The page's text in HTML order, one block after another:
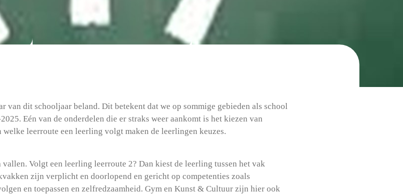
van dit schooljaar beland. Dit betekent dat we op sommige gebieden als school
Eén van de onderdelen die er straks weer aankomt is het kiezen van
leerroute een leerling volgt maken de leerlingen keuzes.
Volgt een leerling leerroute 2? Dan kiest de leerling tussen het vak
zijn verplicht en doorlopend en gericht op competenties zoals
en toepassen en zelfredzaamheid. Gym en Kunst & Cultuur zijn hier ook